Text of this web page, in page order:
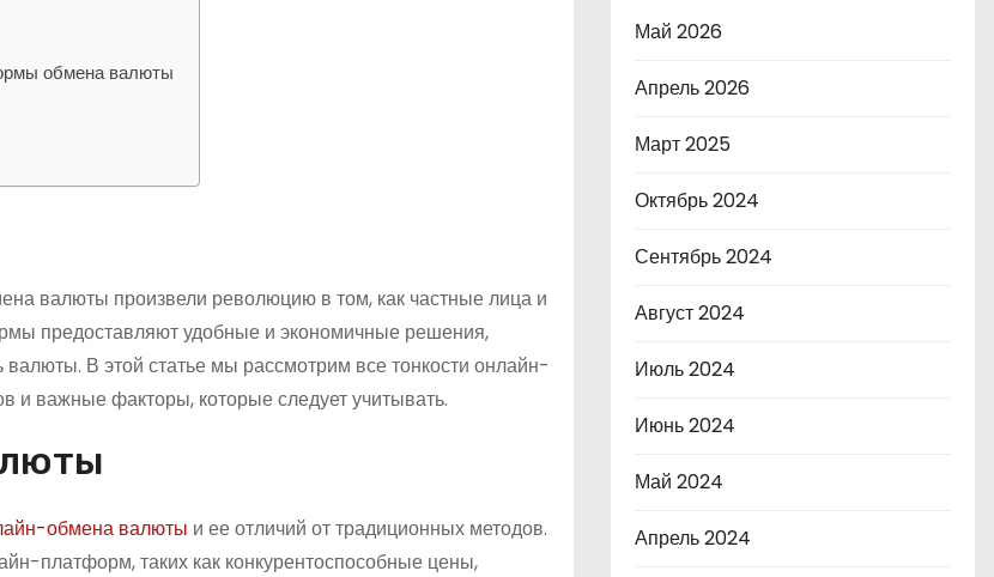
обмена валюты
валюты произвели революцию в том, как частные лица и
предоставляют удобные и экономичные решения,
В этой статье мы рассмотрим все тонкости онлайн-
и важные факторы, которые следует учитывать.
обмена валюты и ее отличий от традиционных методов.
платформ, таких как конкурентоспособные цены,
Май 2026
Апрель 2026
Март 2025
Октябрь 2024
Сентябрь 2024
Август 2024
Июль 2024
Июнь 2024
Май 2024
Апрель 2024